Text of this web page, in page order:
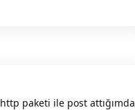
paketi ile post attığımda